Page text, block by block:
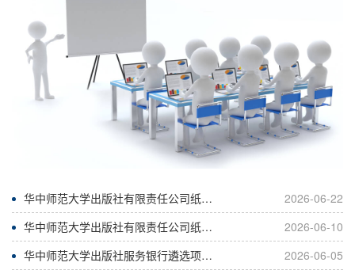
2026-06-22
华中师范大学出版社有限责任公司纸张采购项目中标结果公告
2026-06-10
华中师范大学出版社有限责任公司纸张采购项目招标公告
2026-06-05
华中师范大学出版社服务银行遴选项目入选结果公告